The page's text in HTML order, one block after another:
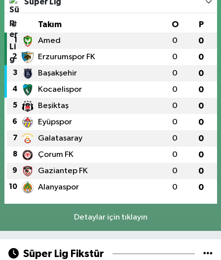
Süper Lig
# Takım O P
1 Amed 0 0
2 Erzurumspor FK 0 0
3 Başakşehir 0 0
4 Kocaelispor 0 0
5 Beşiktaş 0 0
6 Eyüpspor 0 0
7 Galatasaray 0 0
8 Çorum FK 0 0
9 Gaziantep FK 0 0
10 Alanyaspor 0 0
Detaylar için tıklayın
Süper Lig Fikstür